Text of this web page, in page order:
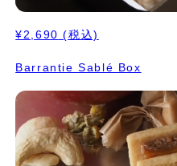
¥2,690 (税込)
Barrantie Sablé Box